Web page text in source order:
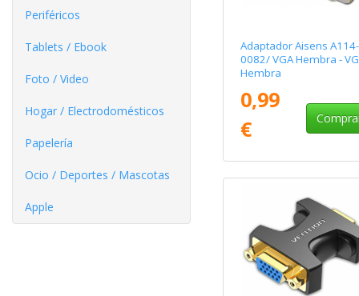
Periféricos
Tablets / Ebook
Foto / Video
Hogar / Electrodomésticos
Papelería
Ocio / Deportes / Mascotas
Apple
Adaptador Aisens A114-
0082/ VGA Hembra -
Hembra
0,99
€